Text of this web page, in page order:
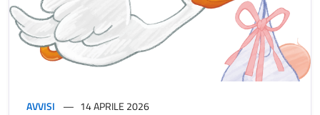
AVVISI 14 APRILE 2026